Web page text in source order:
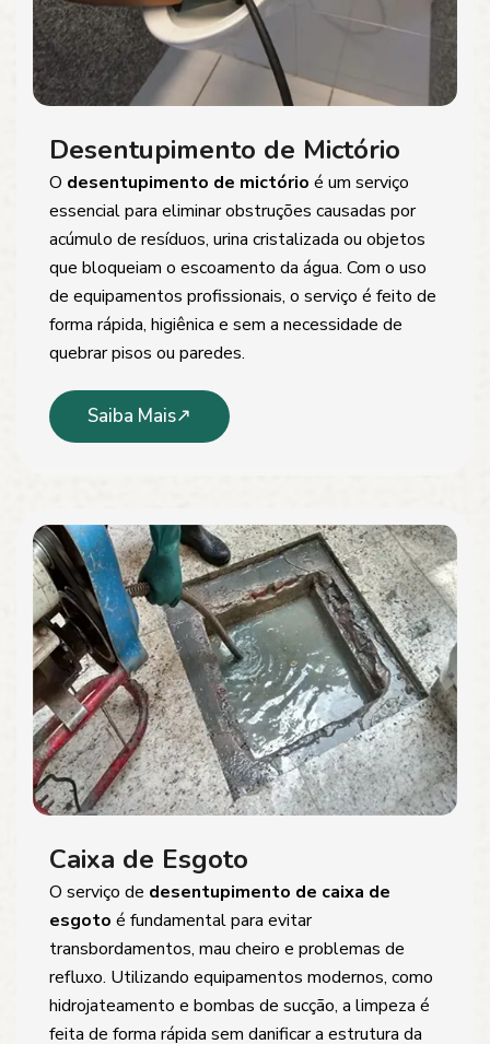
Desentupimento de Mictório
O desentupimento de mictório é um serviço
essencial para eliminar obstruções causadas por
acúmulo de resíduos, urina cristalizada ou objetos
que bloqueiam o escoamento da água. Com o uso
de equipamentos profissionais, o serviço é feito de
forma rápida, higiênica e sem a necessidade de
quebrar pisos ou paredes.
Saiba Mais
Caixa de Esgoto
O serviço de desentupimento de caixa de
esgoto é fundamental para evitar
transbordamentos, mau cheiro e problemas de
refluxo. Utilizando equipamentos modernos, como
hidrojateamento e bombas de sucção, a limpeza é
feita de forma rápida sem danificar a estrutura da